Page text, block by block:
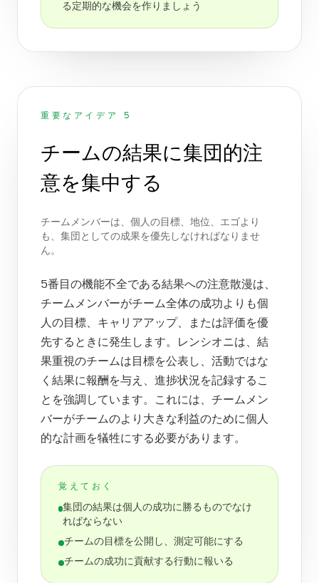
る定期的な機会を作りましょう
重要なアイデア 5
チームの結果に集団的注
意を集中する
チームメンバーは、個人の目標、地位、エゴより
も、集団としての成果を優先しなければなりませ
ん。
5番目の機能不全である結果への注意散漫は、
チームメンバーがチーム全体の成功よりも個
人の目標、キャリアアップ、または評価を優
先するときに発生します。レンシオニは、結
果重視のチームは目標を公表し、活動ではな
く結果に報酬を与え、進捗状況を記録するこ
とを強調しています。これには、チームメン
バーがチームのより大きな利益のために個人
的な計画を犠牲にする必要があります。
覚えておく
集団の結果は個人の成功に勝るものでなけ
ればならない
チームの目標を公開し、測定可能にする
チームの成功に貢献する行動に報いる